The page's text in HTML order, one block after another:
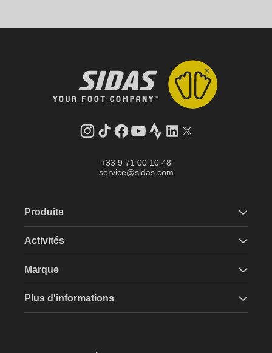
Instagram
Tik
Facebook
YouTube
StravaLinkedInTwitter
+33 9 71 00 10 48
service@sidas.com
Produits
Activités
Marque
Plus d'informations